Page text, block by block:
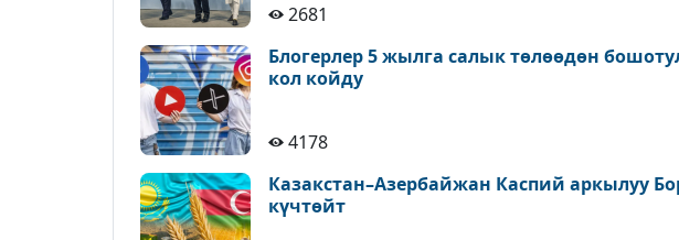
2681
Блогерлер 5 жылга салык төлөөдөн
кол койду
4178
Казакстан–Азербайжан Каспий аркылуу
күчтөйт